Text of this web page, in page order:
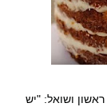
ושואל: "יש